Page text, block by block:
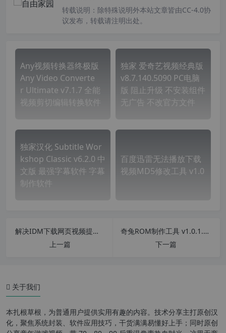
转载说明： 除特殊说明外本站文章皆由CC-4.0协
议发布，转载请注明出处。
Any视频转换器终极版
Any Video Converte
r Ultimate v7.1.7 全能
视频剪切编辑转换软件
独家 爱奇艺视频经典版
v8.7.140.5090 PC电脑
版 阻止升级 不安装组件
无广告 不改官方文件
独家汉化 Subtitle Wor
kshop Classic v6.2.0 中
文版 最强字幕软件 字幕
制作软件
百度迅雷无法播放下载
视频MD5修改工具 v1.0
解决IDM下载网页视频提示，无法连接到目标服务器无法下载的问题
上一篇
奇兔ROM制作工具 v1.0.1.60 真正免破解免VIP版
下一篇
关于我们
本扎根草根，为普通用户提供实用有趣的内容。技术分享主打原创汉
化，聚焦系统封装、软件应用技巧，干货满满易懂好上手；同时原创